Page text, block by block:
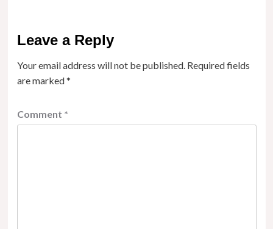
Leave a Reply
Your email address will not be published. Required fields
are marked*
Comment *